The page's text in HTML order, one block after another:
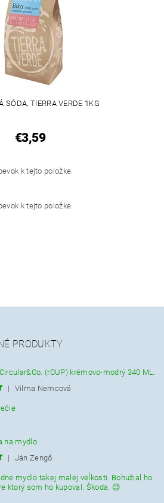
SÓDA, TIERRA VERDE 1KG
€3,59
k tejto položke.
k tejto položke.
PRODUKTY
(rCUP) krémovo-modrý 340 ML.
|
Vilma Nemcová
na mydlo
|
Ján Zengő
mydlo takej malej veĺkosti. Bohužial ho
ktorý som ho kupoval. Škoda. 😉